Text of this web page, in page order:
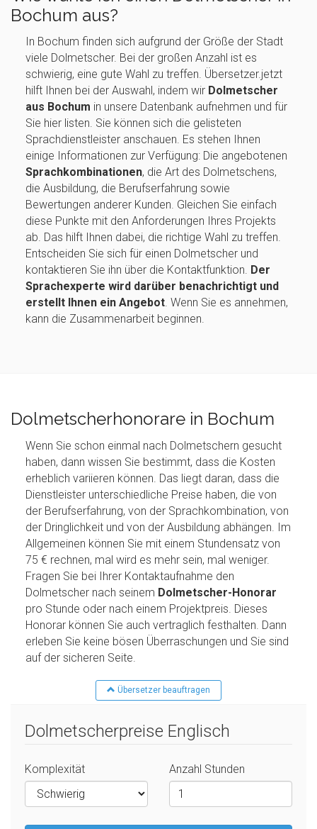
Bochum aus?
In Bochum finden sich aufgrund der Größe der Stadt
viele Dolmetscher. Bei der großen Anzahl ist es
schwierig, eine gute Wahl zu treffen. Übersetzer.jetzt
hilft Ihnen bei der Auswahl, indem wir Dolmetscher
aus Bochum in unsere Datenbank aufnehmen und für
Sie hier listen. Sie können sich die gelisteten
Sprachdienstleister anschauen. Es stehen Ihnen
einige Informationen zur Verfügung: Die angebotenen
Sprachkombinationen, die Art des Dolmetschens,
die Ausbildung, die Berufserfahrung sowie
Bewertungen anderer Kunden. Gleichen Sie einfach
diese Punkte mit den Anforderungen Ihres Projekts
ab. Das hilft Ihnen dabei, die richtige Wahl zu treffen.
Entscheiden Sie sich für einen Dolmetscher und
kontaktieren Sie ihn über die Kontaktfunktion. Der
Sprachexperte wird darüber benachrichtigt und
erstellt Ihnen ein Angebot. Wenn Sie es annehmen,
kann die Zusammenarbeit beginnen.
Dolmetscherhonorare in Bochum
Wenn Sie schon einmal nach Dolmetschern gesucht
haben, dann wissen Sie bestimmt, dass die Kosten
erheblich variieren können. Das liegt daran, dass die
Dienstleister unterschiedliche Preise haben, die von
der Berufserfahrung, von der Sprachkombination, von
der Dringlichkeit und von der Ausbildung abhängen. Im
Allgemeinen können Sie mit einem Stundensatz von
75 € rechnen, mal wird es mehr sein, mal weniger.
Fragen Sie bei Ihrer Kontaktaufnahme den
Dolmetscher nach seinem Dolmetscher-Honorar
pro Stunde oder nach einem Projektpreis. Dieses
Honorar können Sie auch vertraglich festhalten. Dann
erleben Sie keine bösen Überraschungen und Sie sind
auf der sicheren Seite.
Übersetzer beauftragen
Dolmetscherpreise Englisch
Komplexität Anzahl Stunden